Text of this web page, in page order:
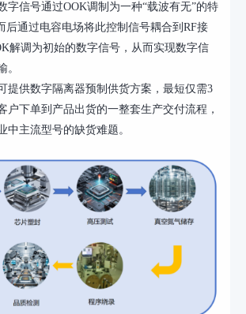
字信号通过OOK调制为一种“载波有无”的特
后通过电容电场将此控制信号耦合到RF接
解调为初始的数字信号，从而实现数字信
。
提供数字隔离器预制供货方案，最短仅需3
户下单到产品出货的一整套生产交付流程，
中主流型号的缺货难题。